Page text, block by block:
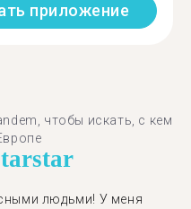
приложение
чтобы искать, с кем
star
людьми! У меня